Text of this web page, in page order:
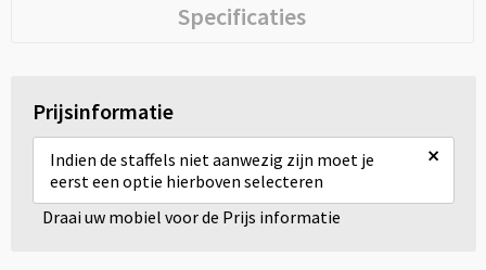
Specificaties
Prijsinformatie
Indien de staffels niet aanwezig zijn moet je
eerst een optie hierboven selecteren
×
Draai uw mobiel voor de Prijs informatie